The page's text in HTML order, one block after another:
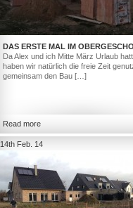
DAS ERSTE MAL IM
Da Alex und ich Mitte März Urlaub
haben wir natürlich die freie Zeit
gemeinsam den Bau […]
Read more
14th Feb. 14